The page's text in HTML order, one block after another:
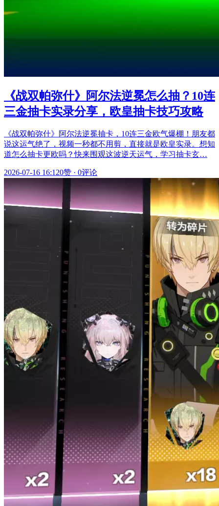
《战双帕弥什》阿尔法逆冕怎么抽？10连
三金抽卡实录分享，欧皇抽卡技巧攻略
《战双帕弥什》阿尔法逆冕抽卡，10连三金欧气爆棚！朋友都
说这运气绝了，视频一秒都不用剪，直接就是欧皇实录。想知
道怎么抽卡更欧吗？快来围观这波逆天运气，学习抽卡玄…
2026-07-16 16:120赞 · 0评论